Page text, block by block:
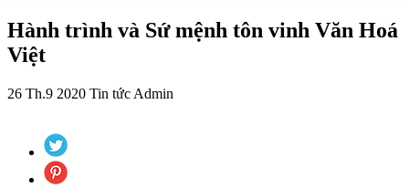
Hành trình và Sứ mệnh tôn vinh Văn Hoá
Việt
26 Th.9 2020 Tin tức Admin